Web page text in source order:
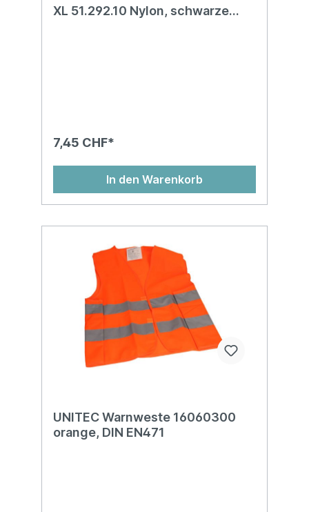
XL 51.292.10 Nylon, schwarze
7,45 CHF*
In den Warenkorb
UNITEC Warnweste 16060300
orange, DIN EN471